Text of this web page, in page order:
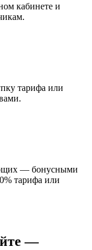
кабинете и
тарифа или
— бонусными
% тарифа или
—